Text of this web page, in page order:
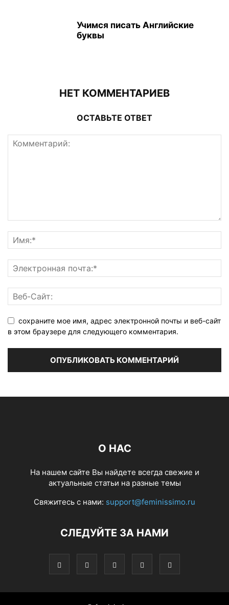
Учимся писать Английские
буквы
НЕТ КОММЕНТАРИЕВ
ОСТАВЬТЕ ОТВЕТ
сохраните мое имя, адрес электронной почты и веб-сайт
в этом браузере для следующего комментария.
О НАС
На нашем сайте Вы найдете всегда свежие и
актуальные статьи на разные темы
Свяжитесь с нами: support@feminissimo.ru
СЛЕДУЙТЕ ЗА НАМИ